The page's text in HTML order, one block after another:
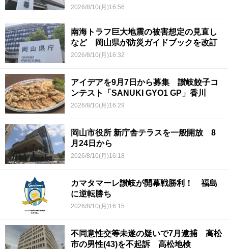
2026/8/10(月)16:56
南海トラフ巨大地震の被害想定の見直し
など 岡山県が防災ガイドブックを改訂
2026/8/10(月)16:32
アイデアを9月7日から募集 讃岐餃子コ
ンテスト「SANUKI GYO1 GP」香川
2026/8/10(月)16:29
岡山市役所 新庁舎テラスを一般開放 8
月24日から
2026/8/10(月)16:18
カマタマーレ讃岐が開幕戦勝利！ 福島
に逆転勝ち
2026/8/10(月)16:15
不同意性交等未遂の疑いで7月逮捕 高松
市の男性(43)を不起訴 高松地検